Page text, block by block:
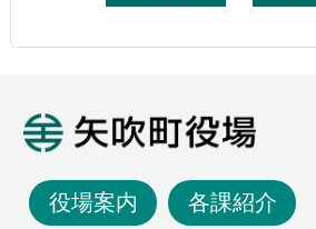
役場案内 各課紹介